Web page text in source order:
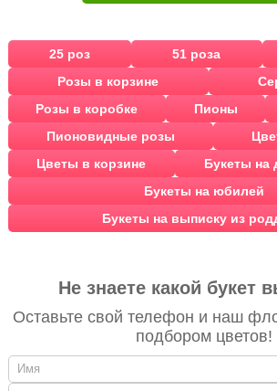
25 роз 51 роза
Розы в корзине
Розы в коробке
Пионы
Пионовидные розы
Цветы в корзине
Букеты на
Букеты на юбилей
Букеты на выписку из
Не знаете какой букет
Оставьте свой телефон и наш
подбором цветов!